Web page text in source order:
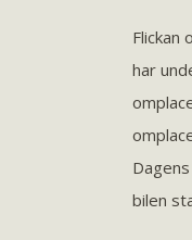
Flickan
har
bilen